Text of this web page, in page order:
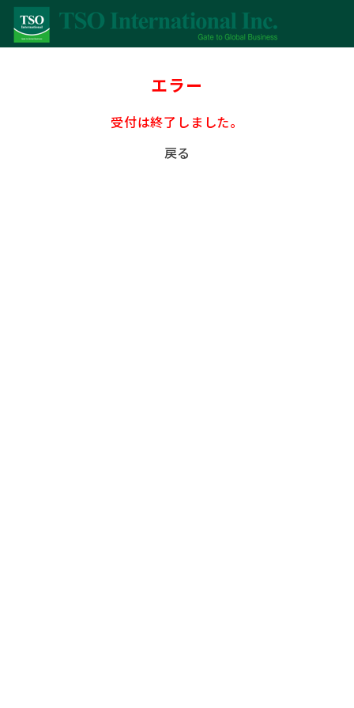
エラー
受付は終了しました。